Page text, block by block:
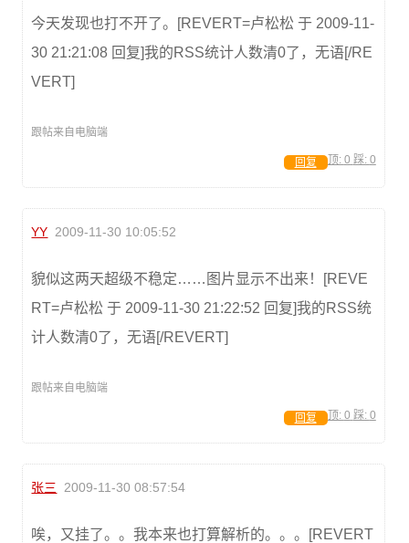
今天发现也打不开了。[REVERT=卢松松 于 2009-11-
30 21:21:08 回复]我的RSS统计人数清0了，无语[/RE
VERT]
跟帖来自电脑端
顶: 0 踩: 0
回复
YY 2009-11-30 10:05:52
貌似这两天超级不稳定……图片显示不出来！[REVE
RT=卢松松 于 2009-11-30 21:22:52 回复]我的RSS统
计人数清0了，无语[/REVERT]
跟帖来自电脑端
顶: 0 踩: 0
回复
张三 2009-11-30 08:57:54
唉，又挂了。。我本来也打算解析的。。。[REVERT